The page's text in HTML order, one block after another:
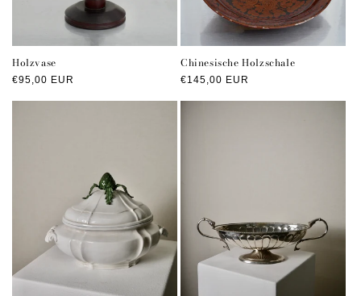
Holzvase
Normaler
€95,00 EUR
Chinesische Holzschale
Normaler
€145,00 EUR